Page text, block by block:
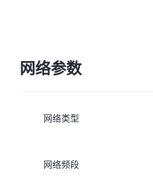
网络参数
网络类型
网络频段